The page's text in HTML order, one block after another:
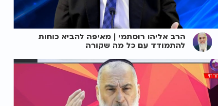
הרב אליהו רוסתמי | מאיפה להביא כוחות
להתמודד עם כל מה שקורה